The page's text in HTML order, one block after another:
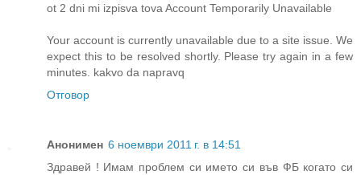
ot 2 dni mi izpisva tova Account Temporarily Unavailable
Your account is currently unavailable due to a site issue. We
expect this to be resolved shortly. Please try again in a few
minutes. kakvo da napravq
Отговор
Анонимен 6 ноември 2011 г. в 14:51
Здравей ! Имам проблем си името си във ФБ когато си